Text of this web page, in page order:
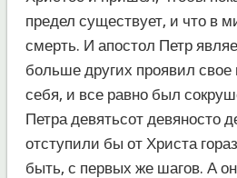
предел существует, и что в
смерть. И апостол Петр
больше других проявил свое
себя, и все равно был
Петра девятьсот девяносто
отступили бы от Христа
быть, с первых же шагов. А